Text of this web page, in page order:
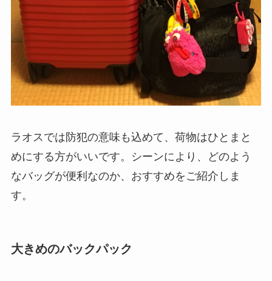
ラオスでは防犯の意味も込めて、荷物はひとまと
めにする方がいいです。シーンにより、どのよう
なバッグが便利なのか、おすすめをご紹介しま
す。
大きめのバックパック